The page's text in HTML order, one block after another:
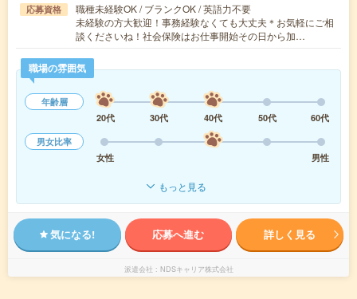
応募資格
職種未経験OK / ブランクOK / 英語力不要
未経験の方大歓迎！事務経験なくても大丈夫＊お気軽にご相
談くださいね！社会保険はお仕事開始その日から加…
職場の雰囲気
年齢層
20代
30代 40代 50代
60代
男女比率
女性
男性
もっと見る
気になる! 応募へ進む 詳しく見る
派遣会社 NDSキャリア株式会社